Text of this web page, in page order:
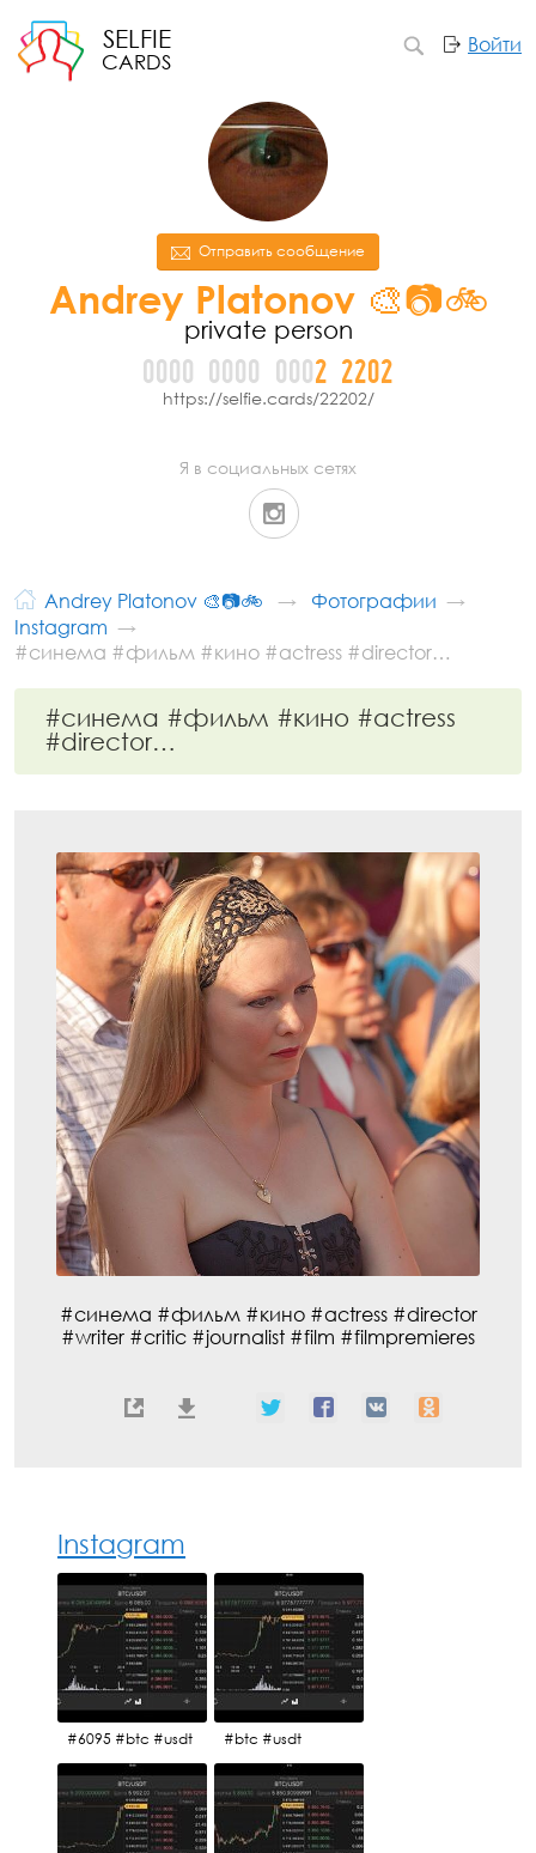
SELFIE
CARDS
Войти
Отправить сообщение
Andrey Platonov 🎨📷🚲
private person
0000 0000 0002 2202
https://selfie.cards/22202/
Я в социальных сетях
Andrey Platonov 🎨📷🚲
Фотографии
Instagram
#синема #фильм #кино #actress #director…
#синема #фильм #кино #actress
#director…
#синема #фильм #кино #actress #director
#writer #critic #journalist #film #filmpremieres
Instagram
#6095 #btc #usdt #btc #usdt